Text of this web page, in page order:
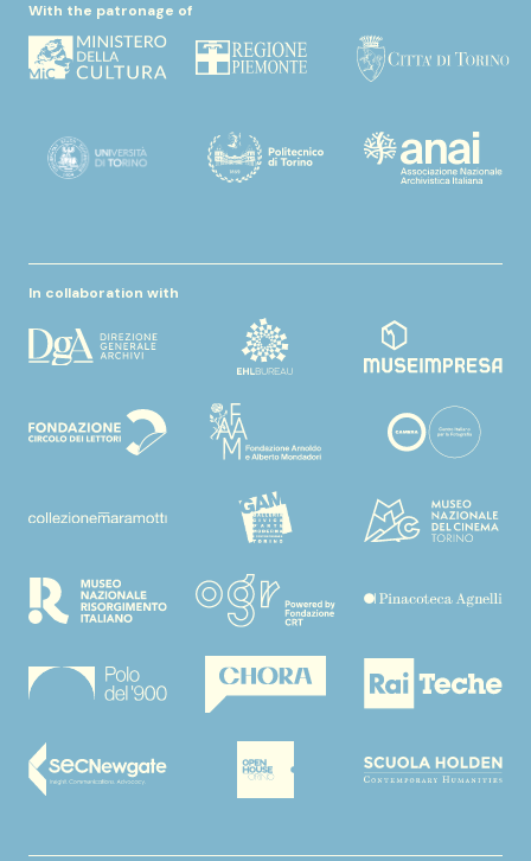
With the patronage of
In collaboration with